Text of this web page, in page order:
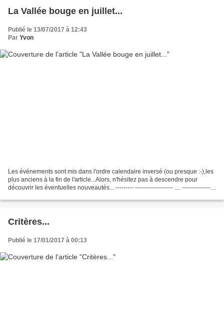
La Vallée bouge en juillet...
Publié le 13/07/2017 à 12:43
Par Yvon
Les événements sont mis dans l'ordre calendaire inversé (ou presque :-),les
plus anciens à la fin de l'article...Alors, n'hésitez pas à descendre pour
découvrir les éventuelles nouveautés... --------- ------------------- .... -----------------
Critères...
Publié le 17/01/2017 à 00:13